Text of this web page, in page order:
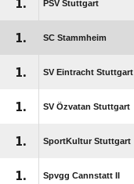
1. PSV Stuttgart
1. SC Stammheim
1. SV Eintracht Stuttgart
1. SV Özvatan Stuttgart
1. SportKultur Stuttgart
1. Spvgg Cannstatt II